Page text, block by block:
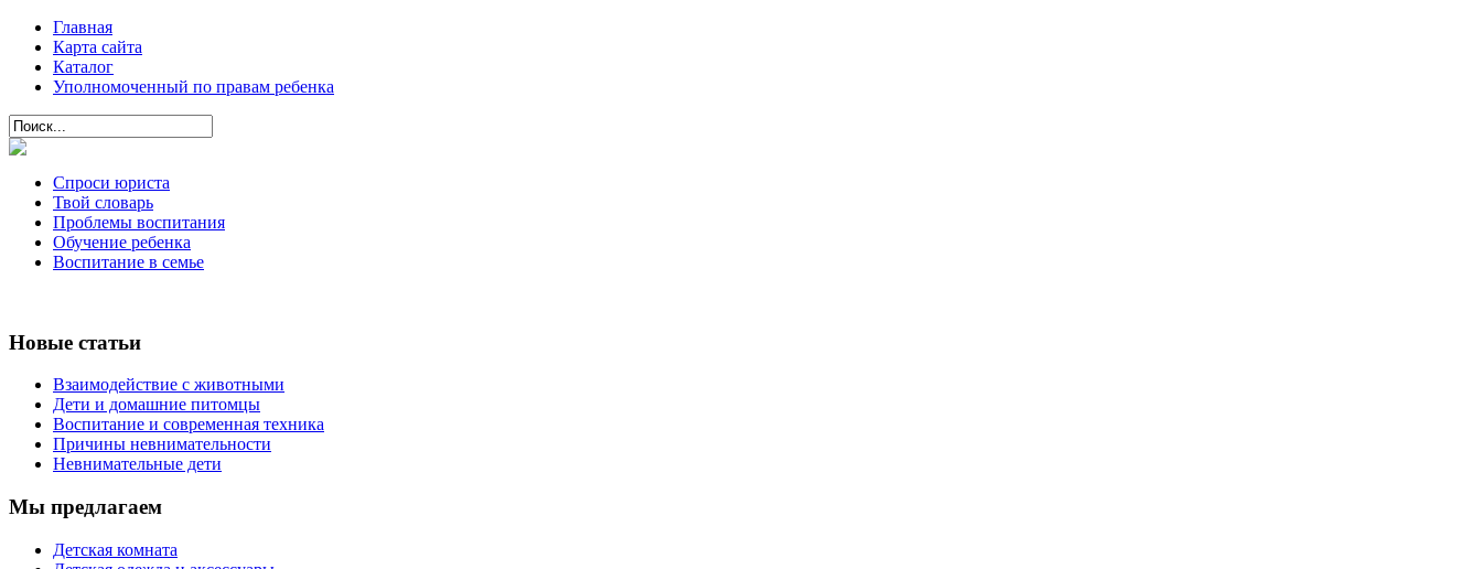
Главная
Карта сайта
Каталог
Уполномоченный по правам ребенка
Спроси юриста
Твой словарь
Проблемы воспитания
Обучение ребенка
Воспитание в семье
Новые статьи
Взаимодействие с животными
Дети и домашние питомцы
Воспитание и современная техника
Причины невнимательности
Невнимательные дети
Мы предлагаем
Детская комната